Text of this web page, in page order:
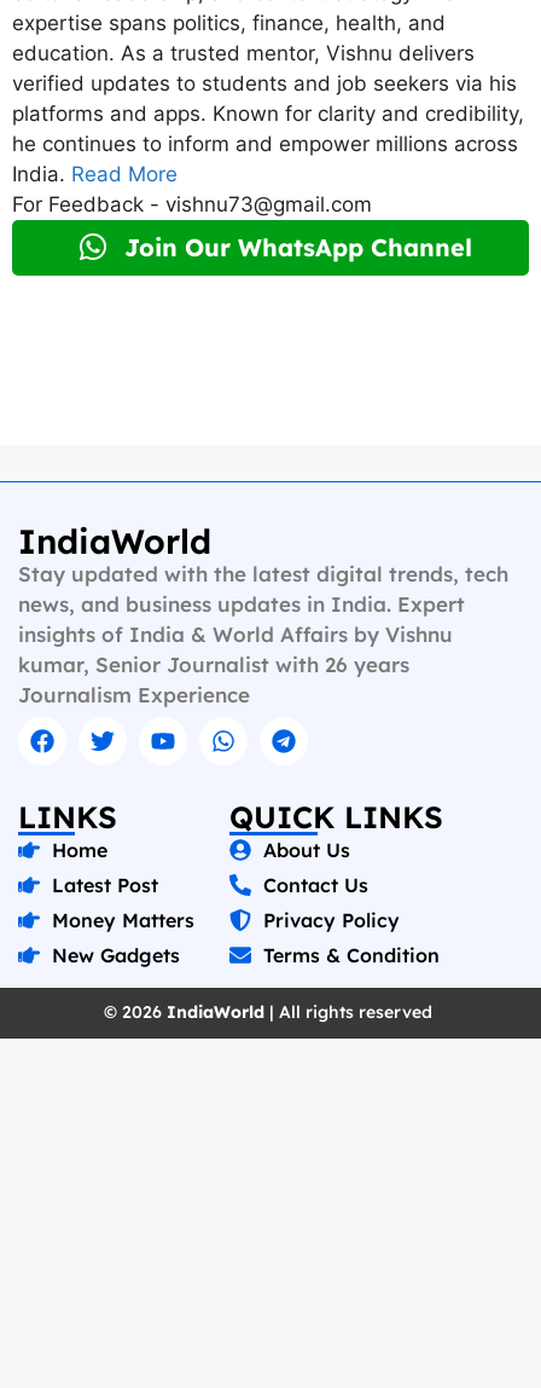
expertise spans politics, finance, health, and
education. As a trusted mentor, Vishnu delivers
verified updates to students and job seekers via his
platforms and apps. Known for clarity and credibility,
he continues to inform and empower millions across
India. Read More
For Feedback - vishnu73@gmail.com
Join Our WhatsApp Channel
IndiaWorld
Stay updated with the latest digital trends, tech
news, and business updates in India. Expert
insights of India & World Affairs by Vishnu
kumar, Senior Journalist with 26 years
Journalism Experience
LINKS
Home
Latest Post
Money Matters
New Gadgets
QUICK LINKS
About Us
Contact Us
Privacy Policy
Terms & Condition
© 2026 IndiaWorld | All rights reserved